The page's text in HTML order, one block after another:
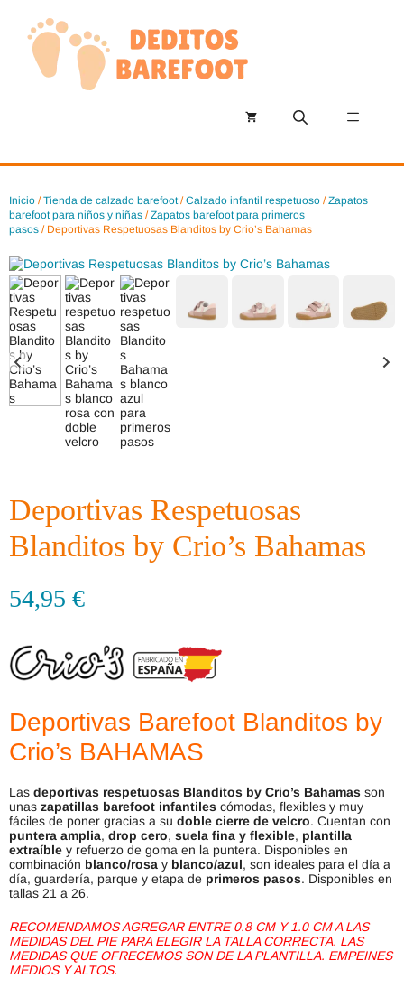
contenido
Menú
Inicio /Tienda de calzado barefoot/Calzado infantil respetuoso /Zapatos
barefoot para niños y niñas /Zapatos barefoot para primeros
pasos / Deportivas Respetuosas Blanditos by Crio’s Bahamas
Deportivas Respetuosas
Blanditos by Crio’s Bahamas
54,95 €
Deportivas Barefoot Blanditos by
Crio’s BAHAMAS
Las deportivas respetuosas Blanditos by Crio’s Bahamas son
unas zapatillas barefoot infantiles cómodas, flexibles y muy
fáciles de poner gracias a su doble cierre de velcro. Cuentan con
puntera amplia, drop cero, suela fina y flexible, plantilla
extraíble y refuerzo de goma en la puntera. Disponibles en
combinación blanco/rosa y blanco/azul, son ideales para el día a
día, guardería, parque y etapa de primeros pasos. Disponibles en
tallas 21 a 26.
RECOMENDAMOS AGREGAR ENTRE 0.8 CM Y 1.0 CM A LAS
MEDIDAS DEL PIE PARA ELEGIR LA TALLA CORRECTA. LAS
MEDIDAS QUE OFRECEMOS SON DE LA PLANTILLA. EMPEINES
MEDIOS Y ALTOS.